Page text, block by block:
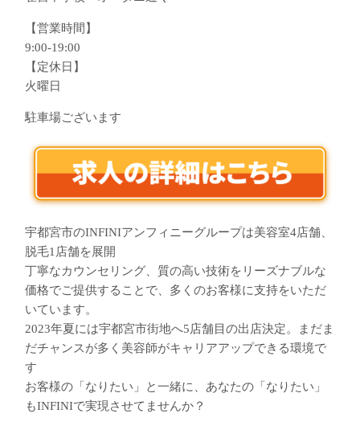
【営業時間】
9:00-19:00
【定休日】
火曜日
駐車場ございます
宇都宮市のINFINIアンフィニーグループは美容室4店舗、
脱毛1店舗を展開
丁寧なカウンセリング、質の高い技術をリーズナブルな
価格でご提供することで、多くのお客様に支持をいただ
いています。
2023年夏には宇都宮市街地へ5店舗目の出店決定。まだま
だチャンスが多く美容師がキャリアアップできる環境で
す
お客様の「なりたい」と一緒に、あなたの「なりたい」
もINFINIで実現させてませんか？